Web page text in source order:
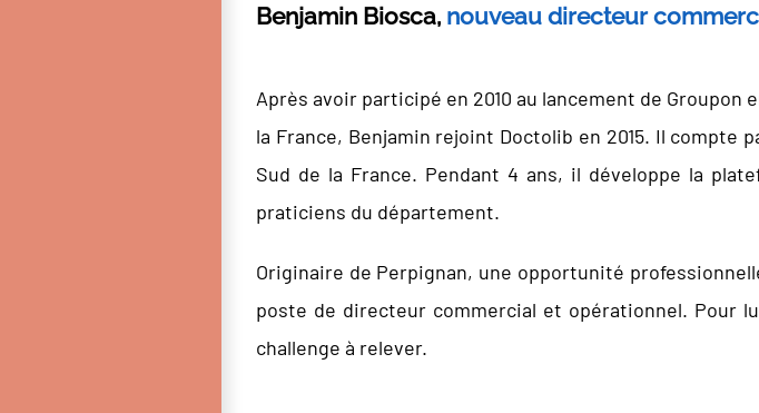
Benjamin Biosca, nouveau directeur
Après avoir participé en 2010 au lancement de
la France, Benjamin rejoint Doctolib en 2015. Il
Sud de la France. Pendant 4 ans, il développe la
praticiens du département.
Originaire de Perpignan, une opportunité
poste de directeur commercial et opérationnel. Pour
challenge à relever.